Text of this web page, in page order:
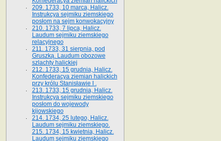
209. 1733, 10 marca, Halicz.
Instrukcya sejmiku ziemskiego
posłom na sejm konwokacyjny
210. 1733, 7 lipca, Halicz.
Laudum sejmiku ziemskiego
relacyjnego
211. 1733, 31 sierpnia, pod
Gruszką. Laudum obozowe
szlachty halickiej
212. 1733, 15 grudnia, Halicz.
Konfederacya ziemian halickich
przy królu Stanisławie I .
213. 1733, 15 grudnia, Halicz.
Instrukcya sejmiku ziemskiego
posłom do wojewody
kijowskiego
214. 1734, 25 lutego, Halicz.
Laudum sejmiku ziemskiego.
215. 1734, 15 kwietnia, Halicz.
Laudum sejmiku ziemskiego